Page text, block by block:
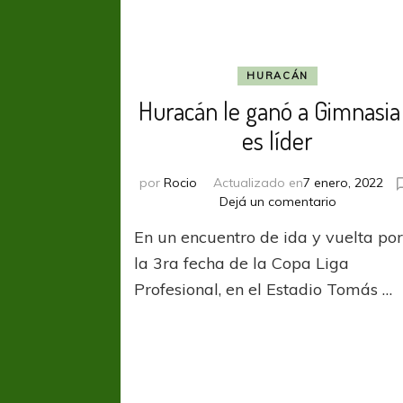
HURACÁN
Huracán le ganó a
es líder
por Rocio Actualizado en7 enero, 2022
Dejá un comentarioen
le
ganó
a
Gimnasia
En un encuentro de ida y vuelta por
la 3ra fecha de la Copa Liga
Profesional, en el Estadio Tomás …